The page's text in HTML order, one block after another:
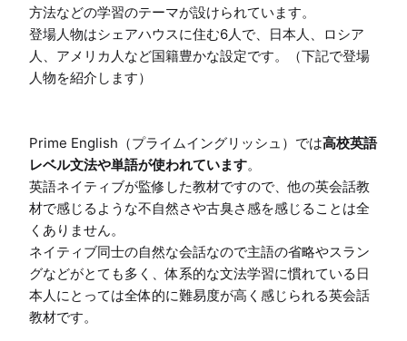
方法などの学習のテーマが設けられています。
登場人物はシェアハウスに住む6人で、日本人、ロシア
人、アメリカ人など国籍豊かな設定です。（下記で登場
人物を紹介します）
Prime English（プライムイングリッシュ）では高校英語
レベル文法や単語が使われています。
英語ネイティブが監修した教材ですので、他の英会話教
材で感じるような不自然さや古臭さ感を感じることは全
くありません。
ネイティブ同士の自然な会話なので主語の省略やスラン
グなどがとても多く、体系的な文法学習に慣れている日
本人にとっては全体的に難易度が高く感じられる英会話
教材です。